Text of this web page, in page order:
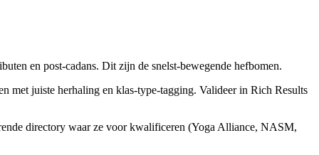
en post-cadans. Dit zijn de snelst-bewegende hefbomen.
met juiste herhaling en klas-type-tagging. Valideer in Rich Results
directory waar ze voor kwalificeren (Yoga Alliance, NASM,